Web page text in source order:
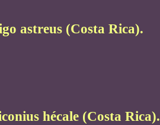
astreus (Costa Rica).
hécale (Costa Rica).